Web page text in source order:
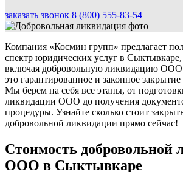
заказать звонок 8 (800) 555-83-54
Компания «Космин групп» предлагает
спектр юридических услуг в Сыктывкаре,
включая добровольную ликвидацию
это гарантированное и законное
Мы берем на себя все этапы, от
ликвидации ООО до получения
процедуры. Узнайте сколько стоит
добровольной ликвидации прямо сейчас!
Стоимость добровольной
ООО в Сыктывкаре